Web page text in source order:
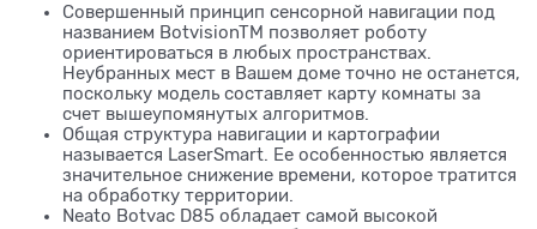
Совершенный принцип сенсорной навигации под
названием BotvisionTM позволяет роботу
ориентироваться в любых пространствах.
Неубранных мест в Вашем доме точно не останется,
поскольку модель составляет карту комнаты за
счет вышеупомянутых алгоритмов.
Общая структура навигации и картографии
называется LaserSmart. Ее особенностью является
значительное снижение времени, которое тратится
на обработку территории.
Neato Botvac D85 обладает самой высокой